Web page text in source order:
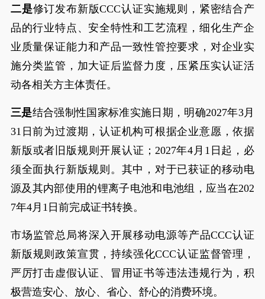
二是修订发布新版CCC认证实施规则，紧密结合产
品的行业特点、安全特性和工艺流程，细化生产企
业质量保证能力和产品一致性管控要求，对企业实
施分类监管，加大证后监督力度，压紧压实认证活
动各相关方主体责任。
三是结合强制性国家标准实施日期，明确2027年3月
31日前为过渡期，认证机构可根据企业意愿，依据
新版或者旧版规则开展认证；2027年4月1日起，必
须全面执行新版规则。其中，对于已获证的移动电
源及其内部使用的锂离子电池和电池组，应当在202
7年4月1日前完成证书转换。
市场监管总局将深入开展移动电源等产品CCC认证
新版规则政策宣贯，持续强化CCC认证监督管理，
严厉打击虚假认证、冒用证书等违法违规行为，积
极营造安心、放心、省心、舒心的消费环境。